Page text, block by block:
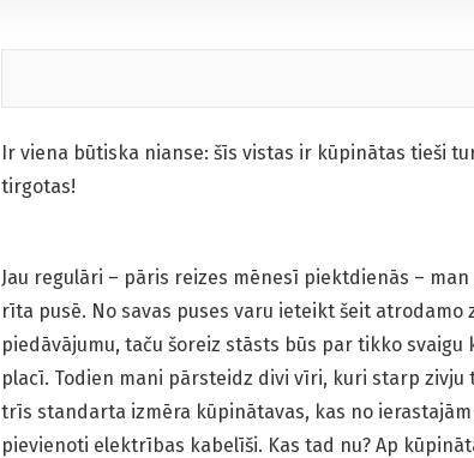
Ir viena būtiska nianse: šīs vistas ir kūpinātas tieši
tirgotas!
Jau regulāri – pāris reizes mēnesī piektdienās –
rīta pusē. No savas puses varu ieteikt šeit
piedāvājumu, taču šoreiz stāsts būs par tikko
placī. Todien mani pārsteidz divi vīri, kuri starp zivju
trīs standarta izmēra kūpinātavas, kas no
pievienoti elektrības kabelīši. Kas tad nu? Ap